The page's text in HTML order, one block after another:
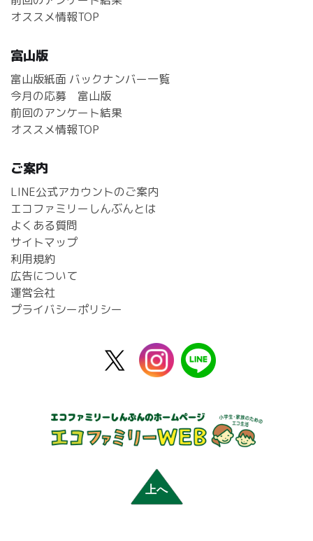
オススメ情報TOP
富山版
富山版紙面 バックナンバー一覧
今月の応募 富山版
前回のアンケート結果
オススメ情報TOP
ご案内
LINE公式アカウントのご案内
エコファミリーしんぶんとは
よくある質問
サイトマップ
利用規約
広告について
運営会社
プライバシーポリシー
instagram
上へ